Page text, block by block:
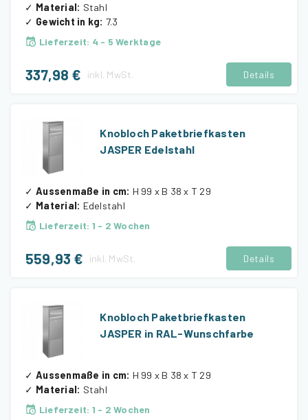
✓ Material: Stahl
✓ Gewicht in kg: 7.3
Lieferzeit: 4 - 5 Werktage
337,98 € inkl. MwSt. Details
Knobloch Paketbriefkasten
JASPER Edelstahl
✓ Aussenmaße in cm: H 99 x B 38 x T 29
✓ Material: Edelstahl
Lieferzeit: 1 - 2 Wochen
559,93 € inkl. MwSt. Details
Knobloch Paketbriefkasten
JASPER in RAL-Wunschfarbe
✓ Aussenmaße in cm: H 99 x B 38 x T 29
✓ Material: Stahl
Lieferzeit: 1 - 2 Wochen